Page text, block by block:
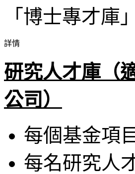
「博士專才庫
詳情
研究人才庫（
公司）
每個基金項
每名研究人